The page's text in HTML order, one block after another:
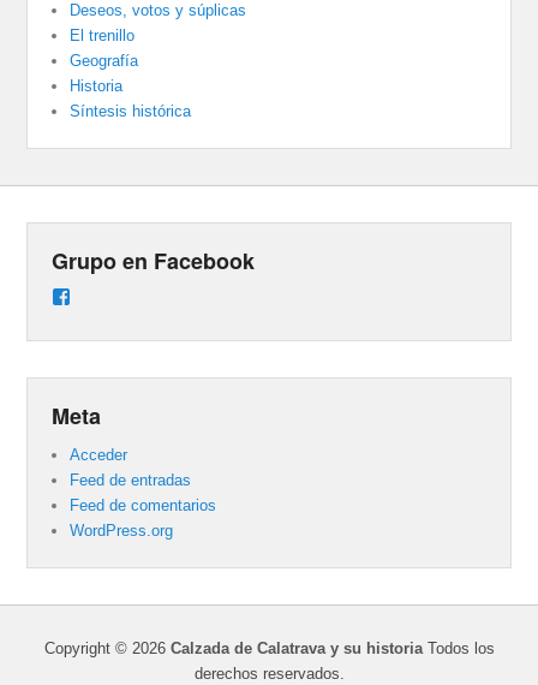
Deseos, votos y súplicas
El trenillo
Geografía
Historia
Síntesis histórica
Grupo en Facebook
Meta
Acceder
Feed de entradas
Feed de comentarios
WordPress.org
Copyright © 2026 Calzada de Calatrava y su historiaTodos los
derechos reservados.